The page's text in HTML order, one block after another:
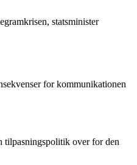
statsminister
for kommunikationen
tilpasningspolitik over for den